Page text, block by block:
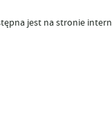
jest na stronie